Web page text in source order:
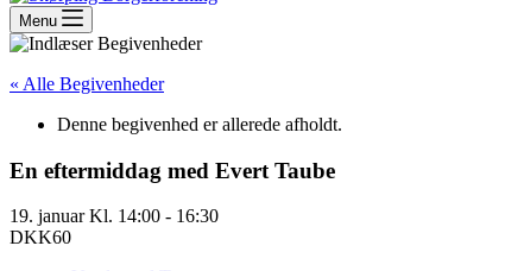
Menu
« Alle Begivenheder
Denne begivenhed er allerede afholdt.
En eftermiddag med Evert Taube
19. januar Kl. 14:00 - 16:30
DKK60